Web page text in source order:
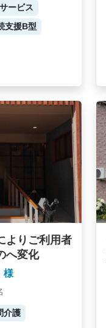
ービス
支援B型
よりご利用者
へ変化
様
介護